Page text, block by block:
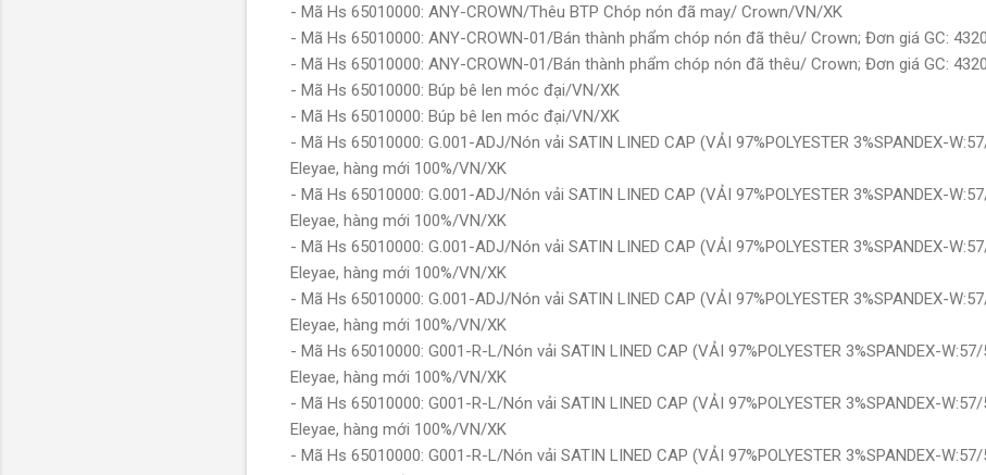
- Mã Hs 65010000: ANY-CROWN/Thêu BTP Chóp nón đã may/ Crown/VN/XK
- Mã Hs 65010000: ANY-CROWN-01/Bán thành phẩm chóp nón đã thêu/ Crown; Đơn giá GC:
- Mã Hs 65010000: ANY-CROWN-01/Bán thành phẩm chóp nón đã thêu/ Crown; Đơn giá GC:
- Mã Hs 65010000: Búp bê len móc đại/VN/XK
- Mã Hs 65010000: Búp bê len móc đại/VN/XK
- Mã Hs 65010000: G.001-ADJ/Nón vải SATIN LINED CAP (VẢI 97%POLYESTER 3%SPANDEX-
Eleyae, hàng mới 100%/VN/XK
- Mã Hs 65010000: G.001-ADJ/Nón vải SATIN LINED CAP (VẢI 97%POLYESTER 3%SPANDEX-
Eleyae, hàng mới 100%/VN/XK
- Mã Hs 65010000: G.001-ADJ/Nón vải SATIN LINED CAP (VẢI 97%POLYESTER 3%SPANDEX-
Eleyae, hàng mới 100%/VN/XK
- Mã Hs 65010000: G.001-ADJ/Nón vải SATIN LINED CAP (VẢI 97%POLYESTER 3%SPANDEX-
Eleyae, hàng mới 100%/VN/XK
- Mã Hs 65010000: G001-R-L/Nón vải SATIN LINED CAP (VẢI 97%POLYESTER 3%SPANDEX-
Eleyae, hàng mới 100%/VN/XK
- Mã Hs 65010000: G001-R-L/Nón vải SATIN LINED CAP (VẢI 97%POLYESTER 3%SPANDEX-
Eleyae, hàng mới 100%/VN/XK
- Mã Hs 65010000: G001-R-L/Nón vải SATIN LINED CAP (VẢI 97%POLYESTER 3%SPANDEX-